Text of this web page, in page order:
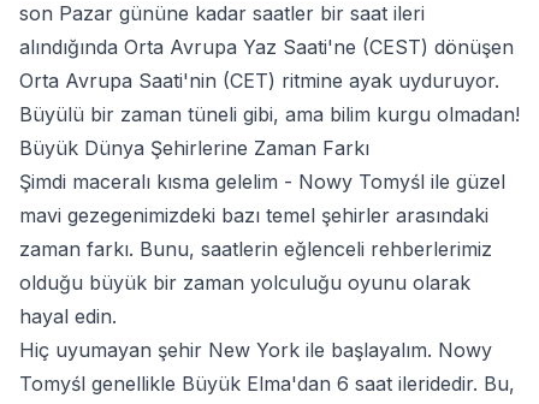
son Pazar gününe kadar saatler bir saat ileri
alındığında Orta Avrupa Yaz Saati'ne (CEST) dönüşen
Orta Avrupa Saati'nin (CET) ritmine ayak uyduruyor.
Büyülü bir zaman tüneli gibi, ama bilim kurgu olmadan!
Büyük Dünya Şehirlerine Zaman Farkı
Şimdi maceralı kısma gelelim - Nowy Tomyśl ile güzel
mavi gezegenimizdeki bazı temel şehirler arasındaki
zaman farkı. Bunu, saatlerin eğlenceli rehberlerimiz
olduğu büyük bir zaman yolculuğu oyunu olarak
hayal edin.
Hiç uyumayan şehir New York ile başlayalım. Nowy
Tomyśl genellikle Büyük Elma'dan 6 saat ileridedir. Bu,